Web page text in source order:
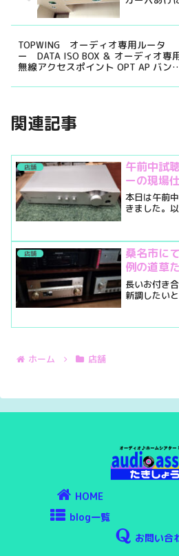
TOPWING オーディオ専用ルータ
ー DATA ISO BOX ＆ オーディオ専
無線アクセスポイント OPT AP バン
関連記事
店舗
午前中試
ーの現場
本日は午前
きました。
店舗
桑名市に
例の道草
長いお付き
新調したい
ホーム 店舗
HOME
blog一覧
お問い合